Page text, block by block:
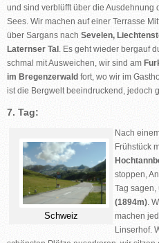
und sind verblüfft über die Ausdehnung
Sees. Wir machen auf einer Terrasse
über Sargans nach Sevelen,
Laternser Tal . Es geht wieder bergauf
schmal mit Ausweichen, wir sind am
im Bregenzerwald fort, wo wir im
ist die Bergwelt beeindruckend, jedoch
7. Tag:
Schweiz
Nach
Frühstück
stoppen,
Tag sagen,
(1894m).
machen
Linserhof.